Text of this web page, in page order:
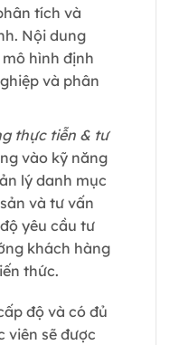
tích và
Nội dung
hình định
và phân
thực tiễn & tư
vào kỹ năng
lý danh mục
và tư vấn
yêu cầu tư
khách hàng
thức.
độ và có đủ
viên sẽ được